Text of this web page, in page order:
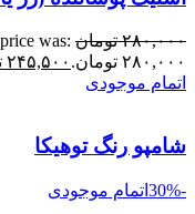
۲۸۰,۰۰۰ تومان was:
۲۸۰,۰۰۰ تومان.
۲۴۵,۵۰۰
اتمام موجودی
شامپو رنگ توهیکا
-30% اتمام موجودی